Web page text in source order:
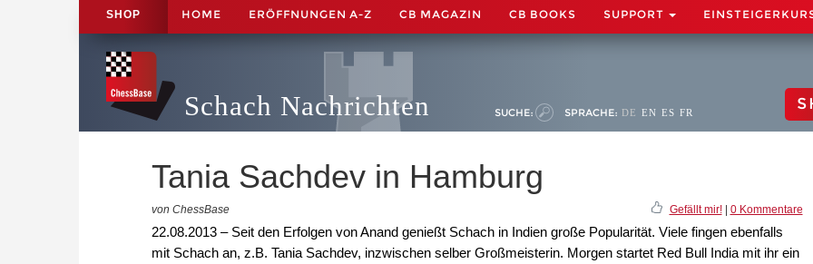
SHOP HOME ERÖFFNUNGEN A-Z CB MAGAZIN CB BOOKS SUPPORT
Schach Nachrichten SUCHE: SPRACHE: DE EN ES FR
Tania Sachdev in Hamburg
von ChessBase Gefällt mir!| 0 Kommentare
22.08.2013 – Seit den Erfolgen von Anand genießt Schach in Indien große Popularität. Viele fingen ebenfalls
mit Schach an, z.B. Tania Sachdev, inzwischen selber Großmeisterin. Morgen startet Red Bull India mit ihr ein